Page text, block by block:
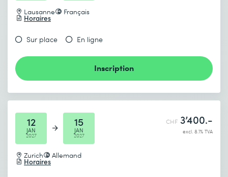
Lausanne Français
Horaires
Sur place En ligne
Inscription
12
JAN
2027
15
JAN
2027
Zurich Allemand
Horaires
CHF 3’400.-
excl. 8.1% TVA